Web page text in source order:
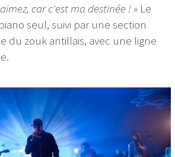
car c'est ma destinée ! » Le
seul, suivi par une section
du zouk antillais, avec une ligne